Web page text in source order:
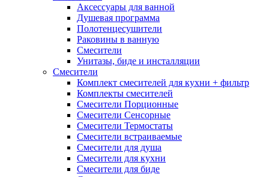
Аксессуары для ванной
Душевая программа
Полотенцесушители
Раковины в ванную
Смесители
Унитазы, биде и инсталляции
Смесители
Комплект смесителей для кухни + фильтр
Комплекты смесителей
Смесители Порционные
Смесители Сенсорные
Смесители Термостаты
Смесители встраиваемые
Смесители для душа
Смесители для кухни
Смесители для биде